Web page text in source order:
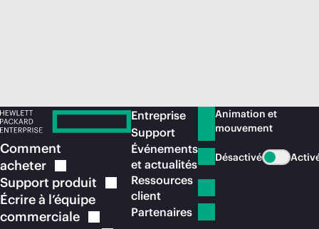
Comment
acheter
Support produit
Écrire à l’équipe
commerciale
Entreprise
Support
Événements
et actualités
Ressources
client
Partenaires
Animation et
mouvement
Désactivé